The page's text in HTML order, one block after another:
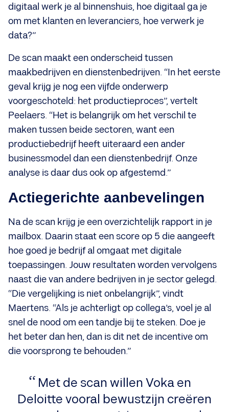
digitaal werk je al binnenshuis, hoe digitaal ga je
om met klanten en leveranciers, hoe verwerk je
data?”
De scan maakt een onderscheid tussen
maakbedrijven en dienstenbedrijven. “In het eerste
geval krijg je nog een vijfde onderwerp
voorgeschoteld: het productieproces”, vertelt
Peelaers. “Het is belangrijk om het verschil te
maken tussen beide sectoren, want een
productiebedrijf heeft uiteraard een ander
businessmodel dan een dienstenbedrijf. Onze
analyse is daar dus ook op afgestemd.”
Actiegerichte aanbevelingen
Na de scan krijg je een overzichtelijk rapport in je
mailbox. Daarin staat een score op 5 die aangeeft
hoe goed je bedrijf al omgaat met digitale
toepassingen. Jouw resultaten worden vervolgens
naast die van andere bedrijven in je sector gelegd.
“Die vergelijking is niet onbelangrijk”, vindt
Maertens. “Als je achterligt op collega’s, voel je al
snel de nood om een tandje bij te steken. Doe je
het beter dan hen, dan is dit net de incentive om
die voorsprong te behouden.”
Met de scan willen Voka en
Deloitte vooral bewustzijn creëren